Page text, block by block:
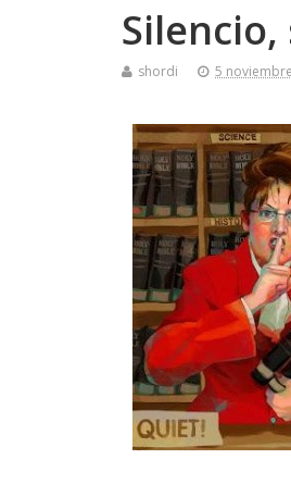
Silencio,
shordi 5